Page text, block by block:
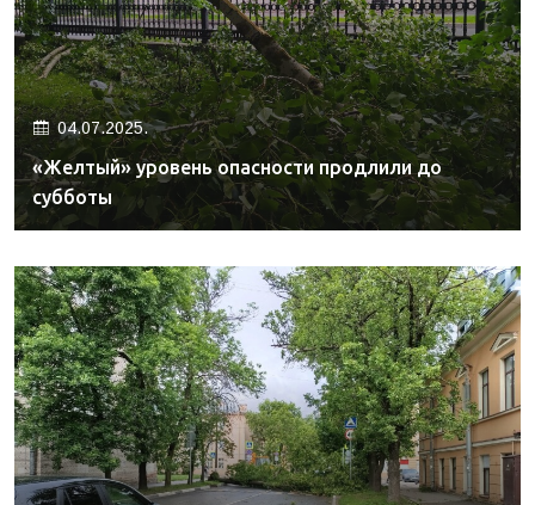
04.07.2025.
«Желтый» уровень опасности продлили до
субботы